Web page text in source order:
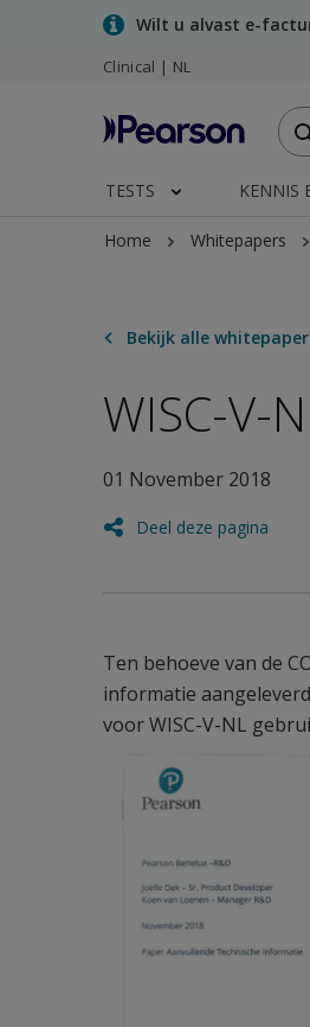
Wilt u alvast e-
Clinical | NL
TESTS KENNIS
Home Whitepapers
Bekijk alle
WISC-V-
01 November 2018
Deel deze pagina
Ten behoeve van de
informatie
voor WISC-V-NL